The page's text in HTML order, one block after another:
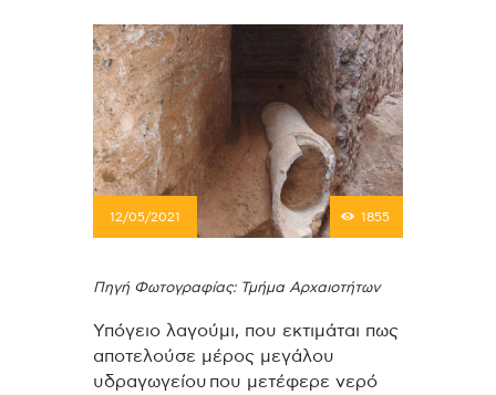
12/05/2021 1855
Πηγή Φωτογραφίας: Τμήμα Αρχαιοτήτων
Υπόγειο λαγούμι, που εκτιμάται πως
αποτελούσε μέρος μεγάλου
υδραγωγείου που μετέφερε νερό